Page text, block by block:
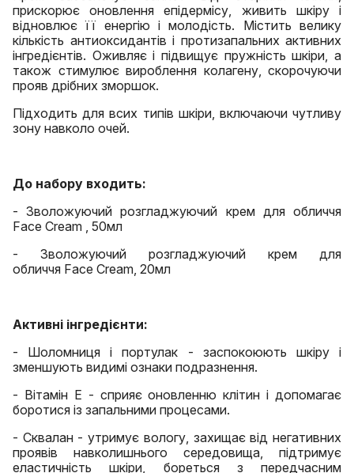
прискорює оновлення епідермісу, живить шкіру і
відновлює її енергію і молодість. Містить велику
кількість антиоксидантів і протизапальних активних
інгредієнтів. Оживляє і підвищує пружність шкіри, а
також стимулює вироблення колагену, скорочуючи
прояв дрібних зморшок.
Підходить для всих типів шкіри, включаючи чутливу
зону навколо очей.
До набору входить:
- Зволожуючий розгладжуючий крем для обличчя
Face Cream , 50мл
- Зволожуючий розгладжуючий крем для
обличчя Face Cream, 20мл
Активні інгредієнти:
- Шоломниця і портулак - заспокоюють шкіру і
зменшують видимі ознаки подразнення.
- Вітамін Е - сприяє оновленню клітин і допомагає
боротися із запальними процесами.
- Сквалан - утримує вологу, захищає від негативних
проявів навколишнього середовища, підтримує
еластичність шкіри, бореться з передчасним